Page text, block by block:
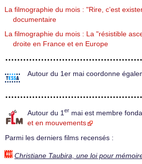
La filmographie du mois : "Rire, c’est
documentaire
La filmographie du mois : La "résistible
droite en France et en Europe
Autour du 1er mai coordonne
Autour du 1 er mai est membre
et en mouvements
Parmi les derniers films recensés :
Christiane Taubira, une loi pour